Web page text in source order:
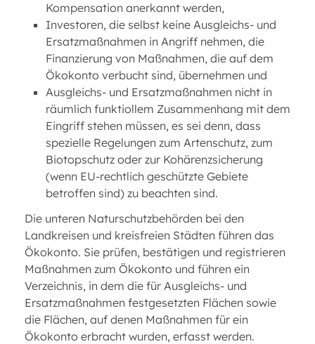
Kompensation anerkannt werden,
Investoren, die selbst keine Ausgleichs- und
Ersatzmaßnahmen in Angriff nehmen, die
Finanzierung von Maßnahmen, die auf dem
Ökokonto verbucht sind, übernehmen und
Ausgleichs- und Ersatzmaßnahmen nicht in
räumlich funktiollem Zusammenhang mit dem
Eingriff stehen müssen, es sei denn, dass
spezielle Regelungen zum Artenschutz, zum
Biotopschutz oder zur Kohärenzsicherung
(wenn EU-rechtlich geschützte Gebiete
betroffen sind) zu beachten sind.
Die unteren Naturschutzbehörden bei den
Landkreisen und kreisfreien Städten führen das
Ökokonto. Sie prüfen, bestätigen und registrieren
Maßnahmen zum Ökokonto und führen ein
Verzeichnis, in dem die für Ausgleichs- und
Ersatzmaßnahmen festgesetzten Flächen sowie
die Flächen, auf denen Maßnahmen für ein
Ökokonto erbracht wurden, erfasst werden.